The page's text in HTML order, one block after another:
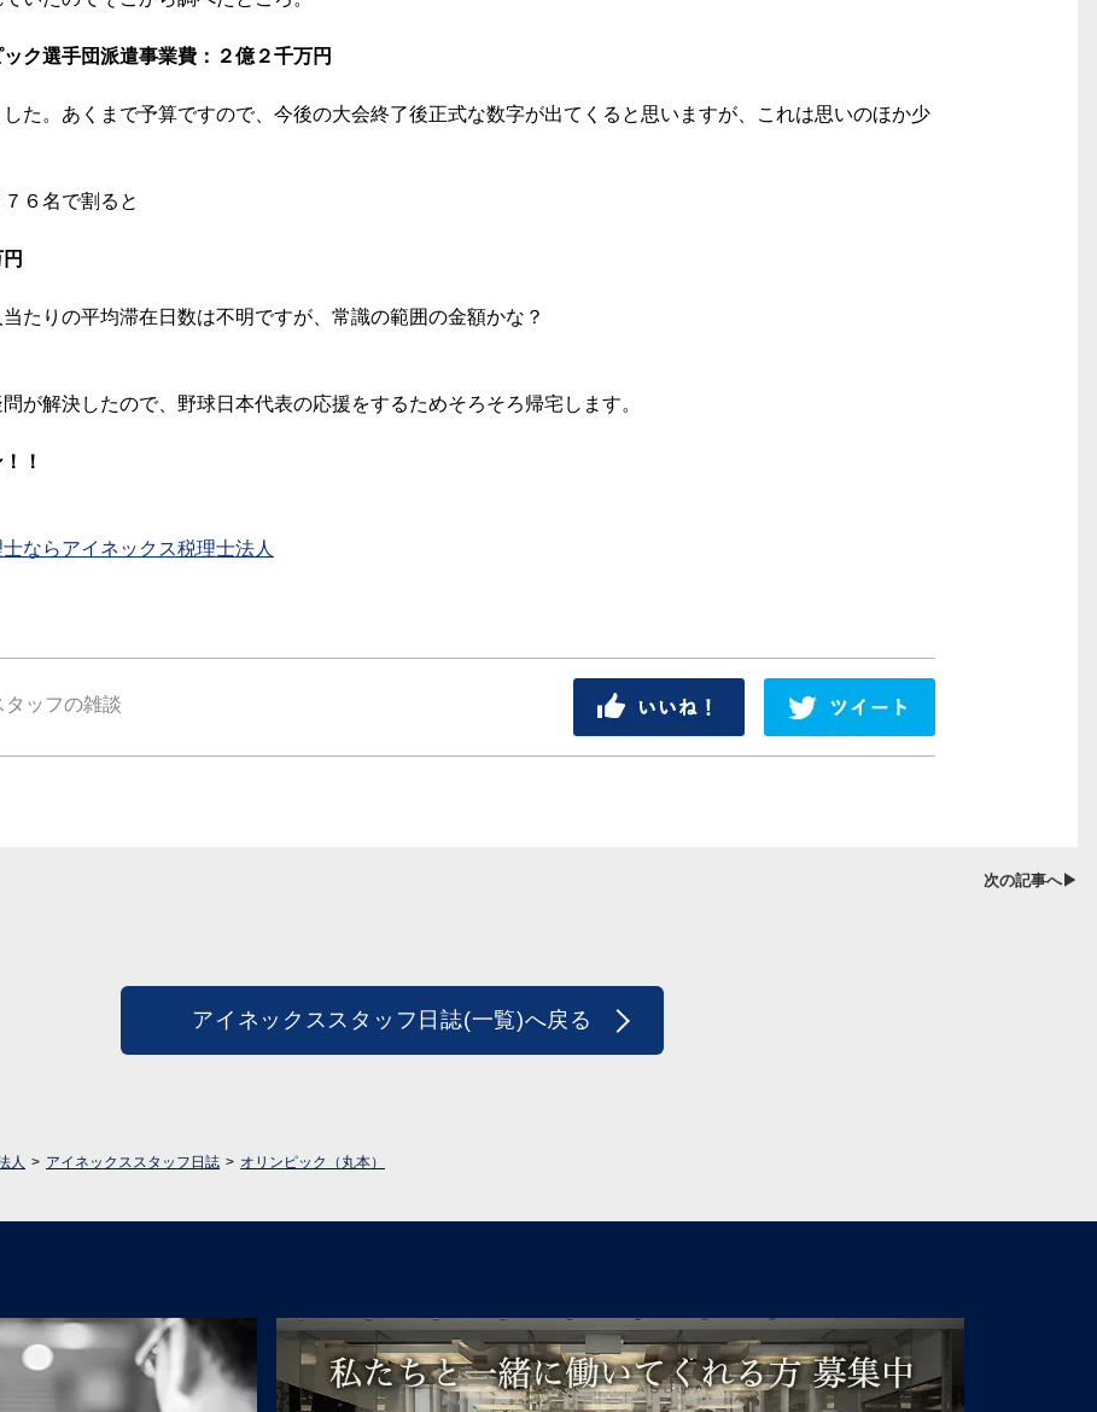
ク選手団派遣事業費：２億２千万円
た。あくまで予算ですので、今後の大会終了後正式な数字が出てくると思いますが、これは思いのほか少
６名で割ると
たりの平均滞在日数は不明ですが、常識の範囲の金額かな？
が解決したので、野球日本代表の応援をするためそろそろ帰宅します。
！
ならアイネックス税理士法人
タッフの雑談
次の記事へ▶
アイネックススタッフ日誌(一覧)へ戻る
人 アイネックススタッフ日誌 オリンピック（丸本）